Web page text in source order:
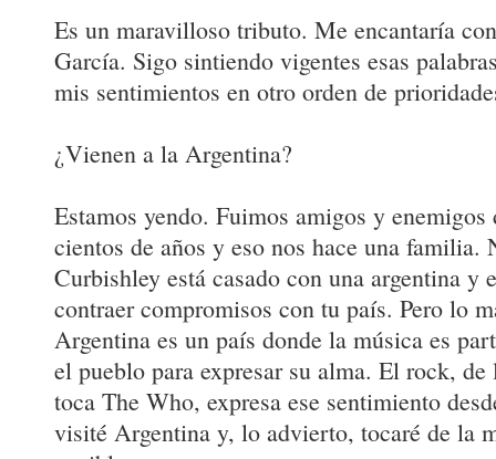
Es un maravilloso tributo. Me encantaría
García. Sigo sintiendo vigentes esas
mis sentimientos en otro orden de
¿Vienen a la Argentina?
Estamos yendo. Fuimos amigos y
cientos de años y eso nos hace una familia.
Curbishley está casado con una argentina y
contraer compromisos con tu país. Pero lo
Argentina es un país donde la música es
el pueblo para expresar su alma. El rock, de
toca The Who, expresa ese sentimiento
visité Argentina y, lo advierto, tocaré de la